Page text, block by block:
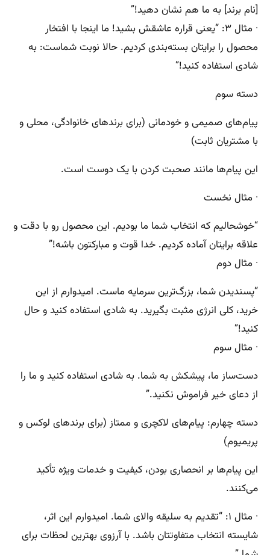
[نام برند] به ما هم نشان دهید!”
· مثال ۳: “یعنی قراره عاشقش بشید! ما اینجا با افتخار
محصول را برایتان بسته‌بندی کردیم. حالا نوبت شماست: به
شادی استفاده کنید!”
دسته سوم
پیام‌های صمیمی و خودمانی (برای برندهای خانوادگی، محلی و
با مشتریان ثابت)
این پیام‌ها مانند صحبت کردن با یک دوست است.
· مثال نخست
“خوشحالیم که انتخاب شما ما بودیم. این محصول رو با دقت و
علاقه برایتان آماده کردیم. خدا قوت و مبارکتون باشه!”
· مثال دوم
“پسندیدن شما، بزرگ‌ترین سرمایه ماست. امیدوارم از این
خرید، کلی انرژی مثبت بگیرید. به شادی استفاده کنید و حال
کنید!”
· مثال سوم
دست‌ساز ما، پیشکش به شما. به شادی استفاده کنید و ما را
از دعای خیر فراموش نکنید.”
دسته چهارم: پیام‌های لاکچری و ممتاز (برای برندهای لوکس و
پریمیوم)
این پیام‌ها بر انحصاری بودن، کیفیت و خدمات ویژه تأکید
می‌کنند.
· مثال ۱: “تقدیم به سلیقه والای شما. امیدوارم این اثر،
شایسته انتخاب متفاوتتان باشد. با آرزوی بهترین لحظات برای